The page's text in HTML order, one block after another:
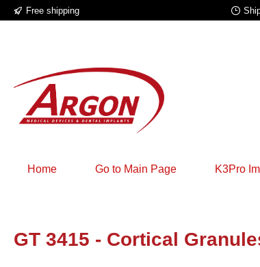
to main content
Skip to search
Skip to main navigation
Free shipping
Home Go to Main Page K3Pro
GT 3415 - Cortical